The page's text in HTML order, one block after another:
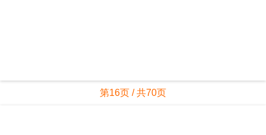
第16页 / 共70页